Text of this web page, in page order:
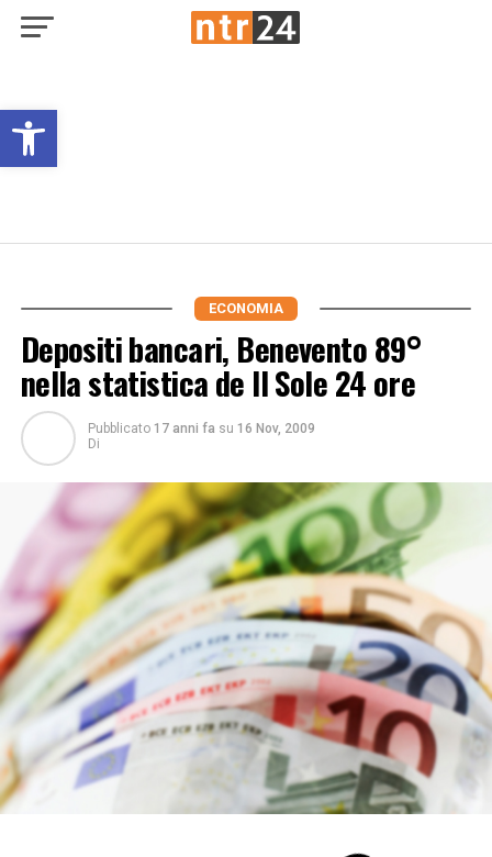
Open toolbar
ECONOMIA
Depositi bancari, Benevento 89°
nella statistica de Il Sole 24 ore
Pubblicato 17 anni fa su 16 Nov, 2009
Di